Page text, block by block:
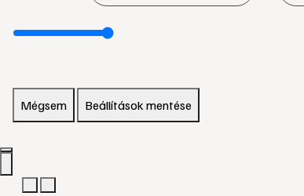
Mégsem Beállítások mentése